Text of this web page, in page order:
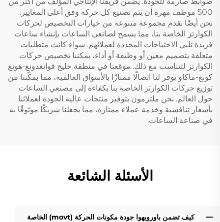
500 موظف مهرة أن يتم تصنيع كل حركة وفق أعلى المعايير.
نحن أيضًا نقدم مجموعة متنوعة من خيارات التخصيص لحركات
الكوارتز الخاصة بنا، مما يسمح لصانعي الساعات بإنشاء ساعات
فريدة تلبي الاحتياجات المحددة لعملائهم. سواء كانت متطلبات
متعلقة بتصميم معين أو وظيفة أو أداء، يمكننا تخصيص حركات
الكوارتز لتتناسب مع ذلك. موقعنا في منطقة خليج قوانغدونغ-هونغ
كونغ-ماكاو يوفر لنا اتصالًا ممتازًا بالأسواق العالمية، مما يمكّننا من
توزيع حركات الكوارتز الخاصة بنا بكفاءة إلى مصنعي الساعات
حول العالم. نحن ملتزمون بتوفير منتجات عالية الجودة لعملائنا
بأسعار تنافسية وخدمة عملاء ممتازة، مما يجعلنا شريكًا موثوقًا به
في صناعة الساعات.
الأسئلة الشائعة
كيف تضمن باورويهوا جودة مكونات الحركة (movt) الخاصة